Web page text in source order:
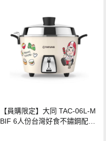
【員購限定】大同 TAC-06L-M
BIF 6人份台灣好食不鏽鋼配件